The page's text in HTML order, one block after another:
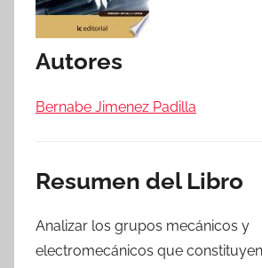
Autores
Bernabe Jimenez Padilla
Resumen del Libro
Analizar los grupos mecánicos y
electromecánicos que